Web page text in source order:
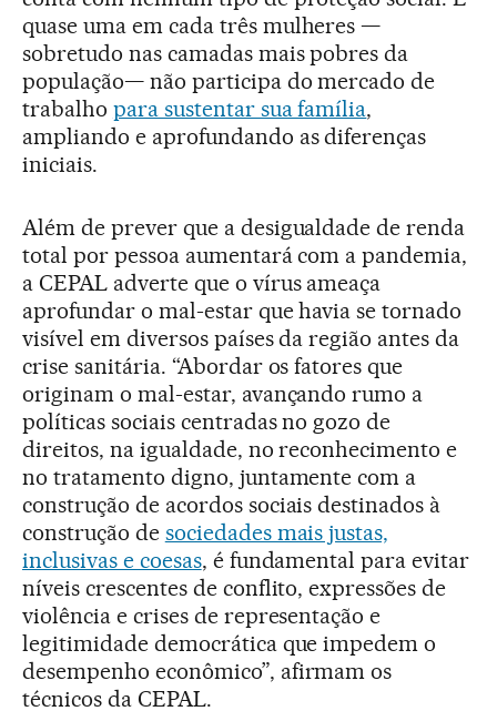
quase uma em cada três mulheres —
sobretudo nas camadas mais pobres da
população— não participa do mercado de
trabalho para sustentar sua família,
ampliando e aprofundando as diferenças
iniciais.
Além de prever que a desigualdade de renda
total por pessoa aumentará com a pandemia,
a CEPAL adverte que o vírus ameaça
aprofundar o mal-estar que havia se tornado
visível em diversos países da região antes da
crise sanitária. “Abordar os fatores que
originam o mal-estar, avançando rumo a
políticas sociais centradas no gozo de
direitos, na igualdade, no reconhecimento e
no tratamento digno, juntamente com a
construção de acordos sociais destinados à
construção de sociedades mais justas,
inclusivas e coesas, é fundamental para evitar
níveis crescentes de conflito, expressões de
violência e crises de representação e
legitimidade democrática que impedem o
desempenho econômico”, afirmam os
técnicos da CEPAL.